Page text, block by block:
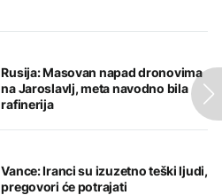
Rusija: Masovan napad dronovima
na Jaroslavlj, meta navodno bila
rafinerija
Vance: Iranci su izuzetno teški ljudi,
pregovori će potrajati